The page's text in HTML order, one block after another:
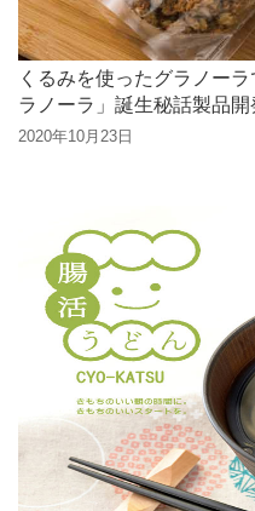
くるみを使ったグラノー
ラノーラ」誕生秘話製品
2020年10月23日